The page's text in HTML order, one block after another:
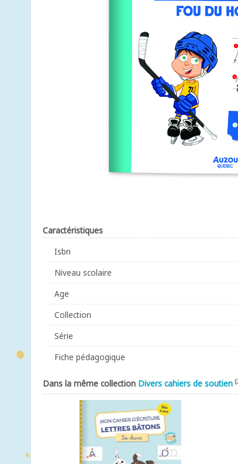
Caractéristiques
Isbn
Niveau scolaire
Age
Collection
Série
Fiche pédagogique
Dans la même collection Divers cahiers de soutien